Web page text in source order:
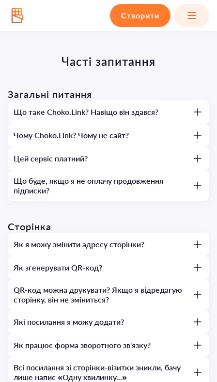
Створити
Часті запитання
Загальні питання
Що таке Choko.Link? Навіщо він здався?
Чому Choko.Link? Чому не сайт?
Цей сервіс платний?
Що буде, якщо я не оплачу продовження
підписки?
Сторінка
Як я можу змінити адресу сторінки?
Як згенерувати QR-код?
QR-код можна друкувати? Якщо я відредагую
сторінку, він не зміниться?
Які посилання я можу додати?
Як працює форма зворотного зв'язку?
Всі посилання зі сторінки-візитки зникли, бачу
лише напис «Одну хвилинку...»